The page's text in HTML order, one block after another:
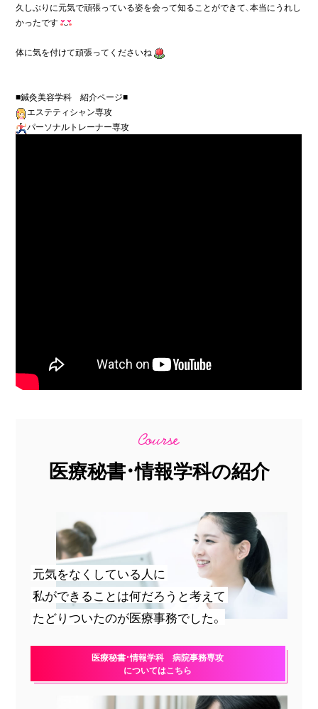
久しぶりに元気で頑張っている姿を会って知ることができて、本当にうれし
かったです
体に気を付けて頑張ってくださいね
エステティシャン専攻
パーソナルトレーナー専攻
医療秘書・情報学科の紹介
元気をなくしている人に
私ができることは何だろうと考えて
たどりついたのが医療事務でした。
医療秘書・情報学科 病院事務専攻
についてはこちら